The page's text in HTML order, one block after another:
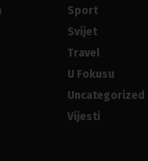
Sport
Svijet
Travel
U Fokusu
Uncategorized
Vijesti